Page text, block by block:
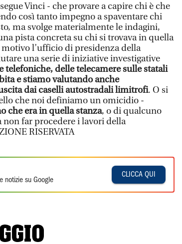
Vinci - che provare a capire chi è che
così tanto impegno a spaventare chi
ma svolge materialmente le indagini,
pista concreta su chi si trovava in quella
l’ufficio di presidenza della
una serie di iniziative investigative
telefoniche, delle telecamere sulle statali
e stiamo valutando anche
dai caselli autostradali limitrofi. O si
che noi definiamo un omicidio -
che era in quella stanza, o di qualcuno
non far procedere i lavori della
RISERVATA
notizie su Google
CLICCA QUI